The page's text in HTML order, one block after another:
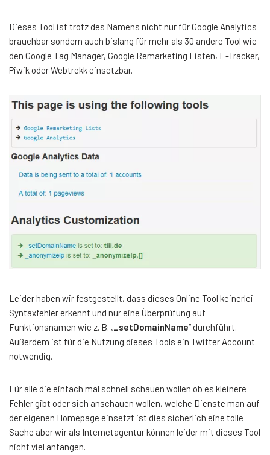
Dieses Tool ist trotz des Namens nicht nur für Google Analytics
brauchbar sondern auch bislang für mehr als 30 andere Tool wie
den Google Tag Manager, Google Remarketing Listen, E-Tracker,
Piwik oder Webtrekk einsetzbar.
Leider haben wir festgestellt, dass dieses Online Tool keinerlei
Syntaxfehler erkennt und nur eine Überprüfung auf
Funktionsnamen wie z. B. „_setDomainName“ durchführt.
Außerdem ist für die Nutzung dieses Tools ein Twitter Account
notwendig.
Für alle die einfach mal schnell schauen wollen ob es kleinere
Fehler gibt oder sich anschauen wollen, welche Dienste man auf
der eigenen Homepage einsetzt ist dies sicherlich eine tolle
Sache aber wir als Internetagentur können leider mit dieses Tool
nicht viel anfangen.